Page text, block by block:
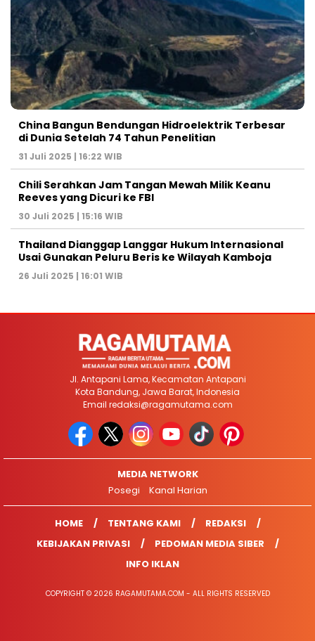
China Bangun Bendungan Hidroelektrik Terbesar
di Dunia Setelah 74 Tahun Penelitian
31 Juli 2025 | 16:22 WIB
Chili Serahkan Jam Tangan Mewah Milik Keanu
Reeves yang Dicuri ke FBI
30 Juli 2025 | 15:16 WIB
Thailand Dianggap Langgar Hukum Internasional
Usai Gunakan Peluru Beris ke Wilayah Kamboja
26 Juli 2025 | 16:01 WIB
Jl. Antapani Lama, Kecamatan Antapani
Kota Bandung, Jawa Barat, Indonesia
Email redaksi@ragamutama.com
MEDIA NETWORK
Posegi
Kanal Harian
HOME TENTANG KAMI
REDAKSI
KEBIJAKAN PRIVASI
PEDOMAN MEDIA SIBER
INFO IKLAN
COPYRIGHT © 2026 RAGAMUTAMA.COM - ALL RIGHTS RESERVED